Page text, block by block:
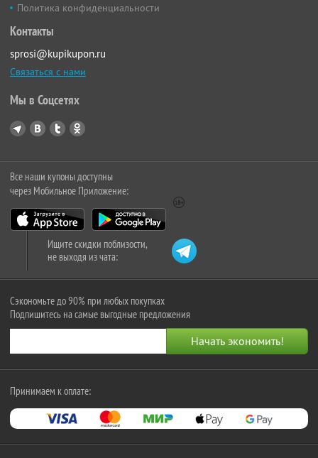
Политика конфиденциальности
Контакты
sprosi@kupikupon.ru
Связаться с нами
Мы в Соцсетях
Все наши купоны доступны
через Мобильное Приложение:
Ищите скидки поблизости,
не выходя из чата:
Сэкономьте до 90% при любых покупках
Подпишитесь на самые выгодные предложения
Принимаем к оплате: